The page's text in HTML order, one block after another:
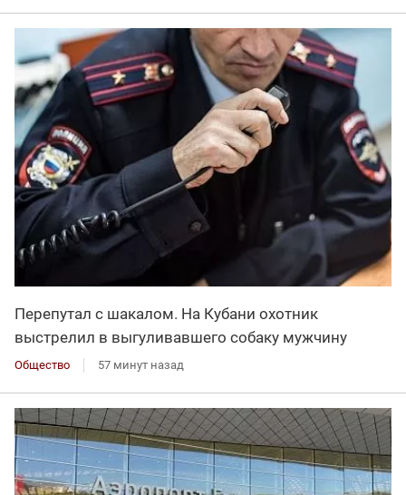
Перепутал с шакалом. На Кубани охотник
выстрелил в выгуливавшего собаку мужчину
Общество 57 минут назад